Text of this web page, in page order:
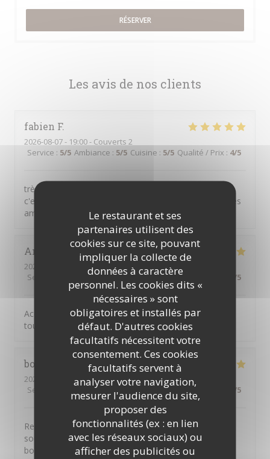
Le restaurant et ses
partenaires utilisent des
cookies sur ce site, pouvant
impliquer la collecte de
données à caractère
personnel. Les cookies dits «
nécessaires » sont
obligatoires et installés par
défaut. D'autres cookies
facultatifs nécessitent votre
consentement. Ces cookies
facultatifs servent à
analyser votre navigation,
mesurer l'audience du site,
proposer des
fonctionnalités (ex : en lien
avec les réseaux sociaux) ou
afficher des publicités ou
Les avis de nos clients
fabien F
2026-08-07- 19:00 - Couverts 2
Service : 5/5 Ambiance : 5/5 Cuisine : 5/5 Qualité / Prix : 4/5
très bon restaurant tarte flambé bonne pas trop cuite
c'est excellent , très bien mangé aec ma femme et mes
amis(es)
AngeliqueA
2026-08-07
- 20:15 - Couverts 2
Service
Ambiance:5/5 Cuisine:5/5 Qualité / Prix /5
Accueil des serveur et le service et parfait Et les repas
toujours aussi délicieux
bodein
2026-08-07
- 19:00 - Couverts 4
Service
Ambiance 5 Cuisine 5/5 Qualité / Prix /5
Restaurant très agréable convivial le personnel très
souriant le manger très bon je passe toujours un très
bon moment quand je vais la ba
RÉSERVER